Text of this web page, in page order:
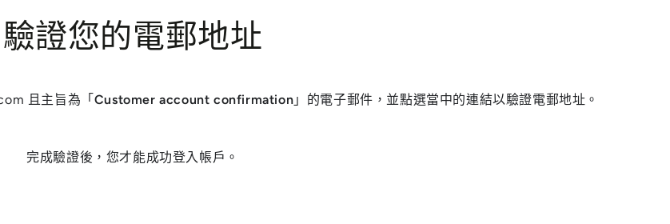
驗證您的電郵地址
且主旨為「Customer account confirmation 」的電子郵件，並點選當中的連結以驗證電郵地址。
完成驗證後，您才能成功登入帳戶。